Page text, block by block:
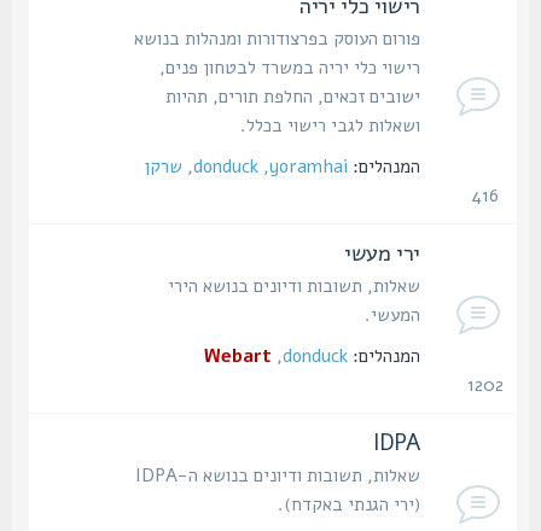
פורום העוסק בפרצודורות ומנהלות בנושא
רישוי כלי יריה במשרד לבטחון פנים,
ישובים זכאים, החלפת תורים, תהיות
ושאלות לגבי רישוי בכלל.
המנהלים: yoramhai
,
donduck
,שרקן
ירי מעשי
שאלות, תשובות ודיונים בנושא הירי
המעשי.
המנהלים: donduck
,
Webart
IDPA
שאלות, תשובות ודיונים בנושא ה-IDPA
(ירי הגנתי באקדח).